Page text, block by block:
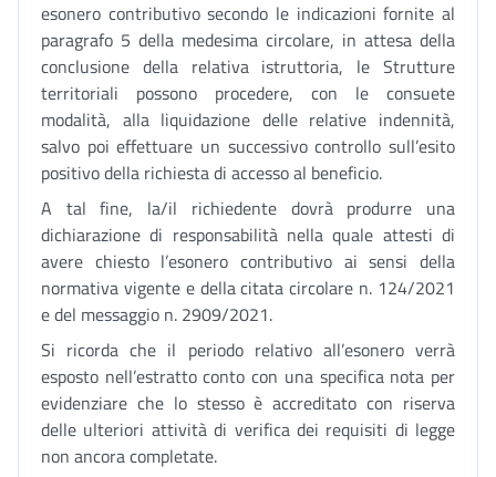
esonero contributivo secondo le indicazioni fornite al
paragrafo 5 della medesima circolare, in attesa della
conclusione della relativa istruttoria, le Strutture
territoriali possono procedere, con le consuete
modalità, alla liquidazione delle relative indennità,
salvo poi effettuare un successivo controllo sull’esito
positivo della richiesta di accesso al beneficio.
A tal fine, la/il richiedente dovrà produrre una
dichiarazione di responsabilità nella quale attesti di
avere chiesto l’esonero contributivo ai sensi della
normativa vigente e della citata circolare n. 124/2021
e del messaggio n. 2909/2021.
Si ricorda che il periodo relativo all’esonero verrà
esposto nell’estratto conto con una specifica nota per
evidenziare che lo stesso è accreditato con riserva
delle ulteriori attività di verifica dei requisiti di legge
non ancora completate.